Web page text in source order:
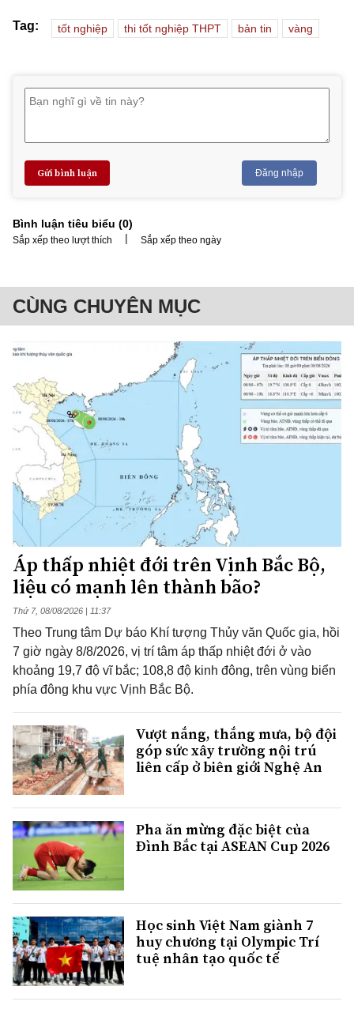
Tag: tốt nghiệp thi tốt nghiệp THPT bản tin vàng
Gửi bình luận Đăng nhập
Bình luận tiêu biểu (0)
Sắp xếp theo lượt thích | Sắp xếp theo ngày
CÙNG CHUYÊN MỤC
Áp thấp nhiệt đới trên Vịnh Bắc Bộ,
liệu có mạnh lên thành bão?
Thứ 7, 08/08/2026 | 11:37
Theo Trung tâm Dự báo Khí tượng Thủy văn Quốc gia, hồi
7 giờ ngày 8/8/2026, vị trí tâm áp thấp nhiệt đới ở vào
khoảng 19,7 độ vĩ bắc; 108,8 độ kinh đông, trên vùng biển
phía đông khu vực Vịnh Bắc Bộ.
Vượt nắng, thắng mưa, bộ đội
góp sức xây trường nội trú
liên cấp ở biên giới Nghệ An
Pha ăn mừng đặc biệt của
Đình Bắc tại ASEAN Cup 2026
Học sinh Việt Nam giành 7
huy chương tại Olympic Trí
tuệ nhân tạo quốc tế